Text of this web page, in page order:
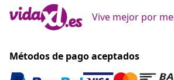
Vive mejor por
Métodos de pago aceptados